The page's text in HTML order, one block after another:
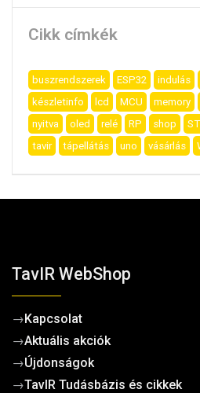
Cikk címkék
buszrendszerek ESP32 indulás
készletinfo
lcd MCU memory
nyitva
oled relé RP shop
tavir
tápellátás uno vásárlás
TavIR WebShop
→Kapcsolat
→Aktuális akciók
→Újdonságok
→TavIR Tudásbázis és cikkek